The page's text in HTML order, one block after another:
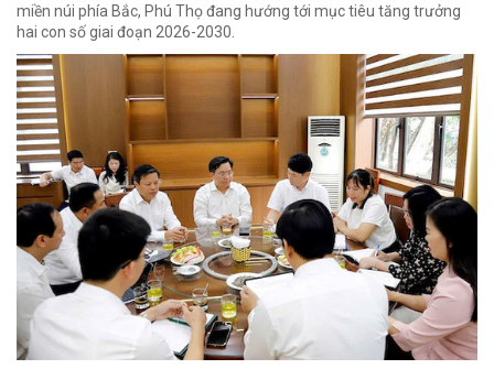
miền núi phía Bắc, Phú Thọ đang hướng tới mục tiêu tăng trưởng
hai con số giai đoạn 2026-2030.